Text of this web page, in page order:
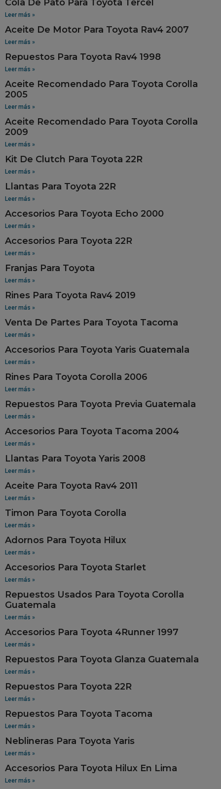
Cola De Pato Para Toyota Tercel
Leer más »
Aceite De Motor Para Toyota Rav4 2007
Leer más »
Repuestos Para Toyota Rav4 1998
Leer más »
Aceite Recomendado Para Toyota Corolla
2005
Leer más »
Aceite Recomendado Para Toyota Corolla
2009
Leer más »
Kit De Clutch Para Toyota 22R
Leer más »
Llantas Para Toyota 22R
Leer más »
Accesorios Para Toyota Echo 2000
Leer más »
Accesorios Para Toyota 22R
Leer más »
Franjas Para Toyota
Leer más »
Rines Para Toyota Rav4 2019
Leer más »
Venta De Partes Para Toyota Tacoma
Leer más »
Accesorios Para Toyota Yaris Guatemala
Leer más »
Rines Para Toyota Corolla 2006
Leer más »
Repuestos Para Toyota Previa Guatemala
Leer más »
Accesorios Para Toyota Tacoma 2004
Leer más »
Llantas Para Toyota Yaris 2008
Leer más »
Aceite Para Toyota Rav4 2011
Leer más »
Timon Para Toyota Corolla
Leer más »
Adornos Para Toyota Hilux
Leer más »
Accesorios Para Toyota Starlet
Leer más »
Repuestos Usados Para Toyota Corolla
Guatemala
Leer más »
Accesorios Para Toyota 4Runner 1997
Leer más »
Repuestos Para Toyota Glanza Guatemala
Leer más »
Repuestos Para Toyota 22R
Leer más »
Repuestos Para Toyota Tacoma
Leer más »
Neblineras Para Toyota Yaris
Leer más »
Accesorios Para Toyota Hilux En Lima
Leer más »